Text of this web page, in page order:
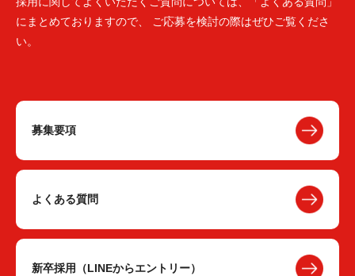
にまとめておりますので、 ご応募を検討の際はぜひご覧くださ
い。
募集要項
よくある質問
新卒採用（LINEからエントリー）